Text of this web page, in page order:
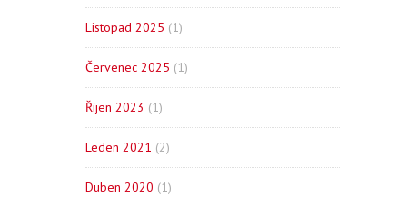
Listopad 2025 (1)
Červenec 2025 (1)
Říjen 2023 (1)
Leden 2021 (2)
Duben 2020 (1)